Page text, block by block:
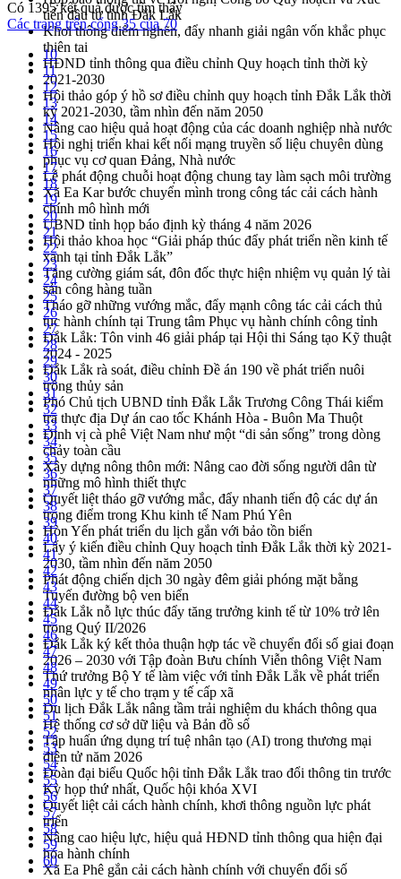
tiến đầu tư tỉnh Đắk Lắk
Khơi thông điểm nghẽn, đẩy nhanh giải ngân vốn khắc phục
thiên tai
HĐND tỉnh thông qua điều chỉnh Quy hoạch tỉnh thời kỳ
2021-2030
Hội thảo góp ý hồ sơ điều chỉnh quy hoạch tỉnh Đắk Lắk thời
kỳ 2021-2030, tầm nhìn đến năm 2050
Nâng cao hiệu quả hoạt động của các doanh nghiệp nhà nước
Hội nghị triển khai kết nối mạng truyền số liệu chuyên dùng
phục vụ cơ quan Đảng, Nhà nước
Lễ phát động chuỗi hoạt động chung tay làm sạch môi trường
Xã Ea Kar bước chuyển mình trong công tác cải cách hành
chính mô hình mới
UBND tỉnh họp báo định kỳ tháng 4 năm 2026
Hội thảo khoa học “Giải pháp thúc đẩy phát triển nền kinh tế
xanh tại tỉnh Đắk Lắk”
Tăng cường giám sát, đôn đốc thực hiện nhiệm vụ quản lý tài
sản công hàng tuần
Tháo gỡ những vướng mắc, đẩy mạnh công tác cải cách thủ
tục hành chính tại Trung tâm Phục vụ hành chính công tỉnh
Đắk Lắk: Tôn vinh 46 giải pháp tại Hội thi Sáng tạo Kỹ thuật
2024 - 2025
Đắk Lắk rà soát, điều chỉnh Đề án 190 về phát triển nuôi
trồng thủy sản
Phó Chủ tịch UBND tỉnh Đắk Lắk Trương Công Thái kiểm
tra thực địa Dự án cao tốc Khánh Hòa - Buôn Ma Thuột
Định vị cà phê Việt Nam như một “di sản sống” trong dòng
chảy toàn cầu
Xây dựng nông thôn mới: Nâng cao đời sống người dân từ
những mô hình thiết thực
Quyết liệt tháo gỡ vướng mắc, đẩy nhanh tiến độ các dự án
trọng điểm trong Khu kinh tế Nam Phú Yên
Hòn Yến phát triển du lịch gắn với bảo tồn biển
Lấy ý kiến điều chỉnh Quy hoạch tỉnh Đắk Lắk thời kỳ 2021-
2030, tầm nhìn đến năm 2050
Phát động chiến dịch 30 ngày đêm giải phóng mặt bằng
Tuyến đường bộ ven biển
Đắk Lắk nỗ lực thúc đẩy tăng trưởng kinh tế từ 10% trở lên
trong Quý II/2026
Đắk Lắk ký kết thỏa thuận hợp tác về chuyển đổi số giai đoạn
2026 – 2030 với Tập đoàn Bưu chính Viễn thông Việt Nam
Thứ trưởng Bộ Y tế làm việc với tỉnh Đắk Lắk về phát triển
nhân lực y tế cho trạm y tế cấp xã
Du lịch Đắk Lắk nâng tầm trải nghiệm du khách thông qua
Hệ thống cơ sở dữ liệu và Bản đồ số
Tập huấn ứng dụng trí tuệ nhân tạo (AI) trong thương mại
điện tử năm 2026
Đoàn đại biểu Quốc hội tỉnh Đắk Lắk trao đổi thông tin trước
Kỳ họp thứ nhất, Quốc hội khóa XVI
Quyết liệt cải cách hành chính, khơi thông nguồn lực phát
triển
Nâng cao hiệu lực, hiệu quả HĐND tỉnh thông qua hiện đại
hóa hành chính
Xã Ea Phê gắn cải cách hành chính với chuyển đổi số
Có 1395kết quả được tìm thấy
Các trang trên cổng 35 của 70
10
11
12
13
14
15
16
17
18
19
20
21
22
23
24
25
26
27
28
29
30
31
32
33
34
35
36
37
38
39
40
41
42
43
44
45
46
47
48
49
50
51
52
53
54
55
56
57
58
59
60